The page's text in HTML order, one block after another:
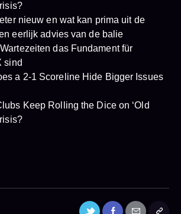
nieuw en wat kan prima uit de
eerlijk advies van de balie
das Fundament für
sind
a 2-1 Scoreline Hide Bigger Issues
Keep Rolling the Dice on ‘Old